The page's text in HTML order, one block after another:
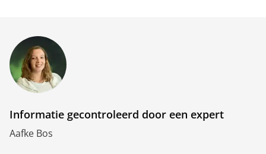
Informatie gecontroleerd door een expert
Aafke Bos